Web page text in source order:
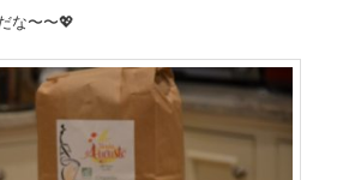
な〜〜💖